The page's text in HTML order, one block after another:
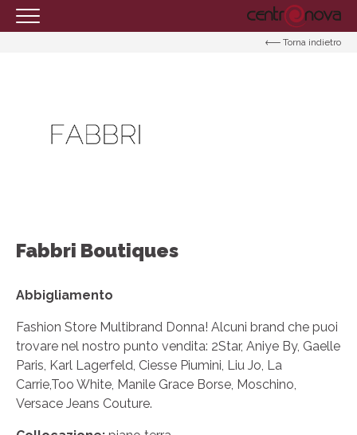
COME RAGGIUNGERCI
IL TUO BUSINESS AL CENTRO
CONTATTI
Torna indietro
Fabbri Boutiques
Abbigliamento
Fashion Store Multibrand Donna! Alcuni brand che puoi
trovare nel nostro punto vendita: 2Star, Aniye By, Gaelle
Paris, Karl Lagerfeld, Ciesse Piumini, Liu Jo, La
Carrie,Too White, Manile Grace Borse, Moschino,
Versace Jeans Couture.